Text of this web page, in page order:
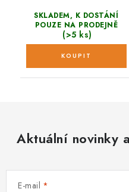
SKLADEM, K DOSTÁNÍ
POUZE NA PRODEJNĚ
(>5 ks)
Aktuální novinky
E-mail